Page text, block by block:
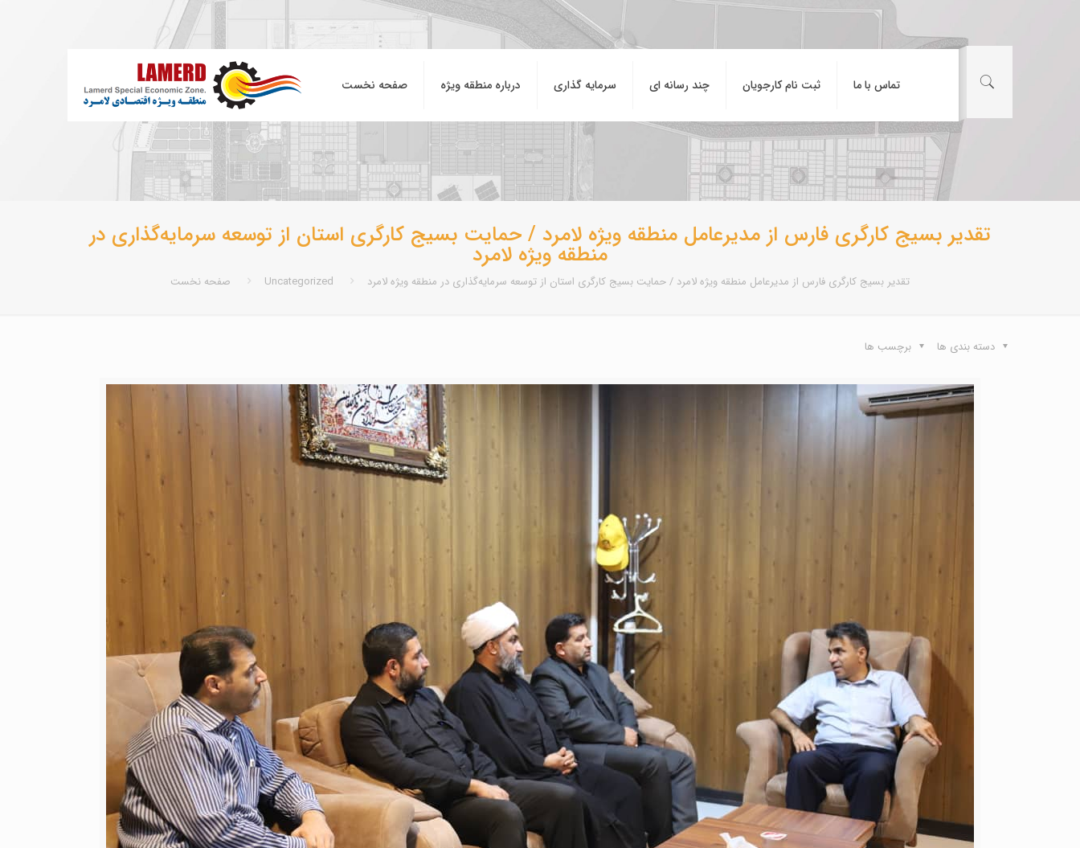
صفحه نخست درباره منطقه ويژه سرمایه گذاری چند رسانه ای ثبت نام کارجویان تماس با ما
تقدیر بسیج کارگری فارس از مدیرعامل منطقه ویژه لامرد / حمایت بسیج کارگری استان از توسعه سرمایه‌گذاری در
منطقه ویژه لامرد
صفحه نخست Uncategorized تقدیر بسیج کارگری فارس از مدیرعامل منطقه ویژه لامرد / حمایت بسیج کارگری استان از توسعه سرمایه‌گذاری در منطقه ویژه لامرد
دسته بندی ها برچسب ها